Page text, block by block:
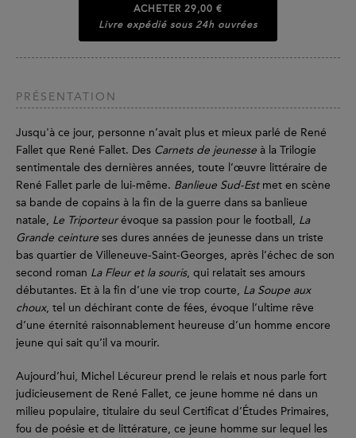
ACHETER 29,00 €
Livre expédié sous 24h ouvrées
PRÉSENTATION
Jusqu'à ce jour, personne n’avait plus et mieux parlé de René
Fallet que René Fallet. Des Carnets de jeunesse à la Trilogie
sentimentale des dernières années, toute l’œuvre littéraire de
René Fallet parle de lui-même. Banlieue Sud-Est met en scène
sa bande de copains à la fin de la guerre dans sa banlieue
natale, Le Triporteurévoque sa passion pour le football, La
Grande ceinture ses dures années de jeunesse dans un triste
bas quartier de Villeneuve-Saint-Georges, après l’échec de son
second roman La Fleur et la souris, qui relatait ses amours
débutantes. Et à la fin d’une vie trop courte, La Soupe aux
choux, tel un déchirant conte de fées, évoque l’ultime rêve
d’une éternité raisonnablement heureuse d’un homme encore
jeune qui sait qu’il va mourir.
Aujourd’hui, Michel Lécureur prend le relais et nous parle fort
judicieusement de René Fallet, ce jeune homme né dans un
milieu populaire, titulaire du seul Certificat d’Études Primaires,
fou de poésie et de littérature, ce jeune homme sur lequel les